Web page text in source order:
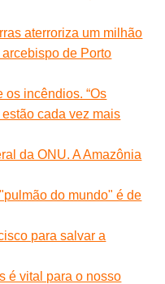
aterroriza um milhão
de Porto
os incêndios. “Os
cada vez mais
da ONU. A Amazônia
do mundo" é de
para salvar a
é vital para o nosso